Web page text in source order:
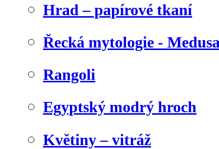
Hrad – papírové tkaní
Řecká mytologie -
Rangoli
Egyptský modrý hroch
Květiny – vitráž